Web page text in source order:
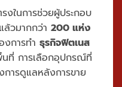
ในการช่วยผู้ประกอบ
วมากกว่า 200 แห่ง
งการทำ ธุรกิจฟิตเนส
นที่ การเลือกอุปกรณ์ที่
ารดูแลหลังการขาย